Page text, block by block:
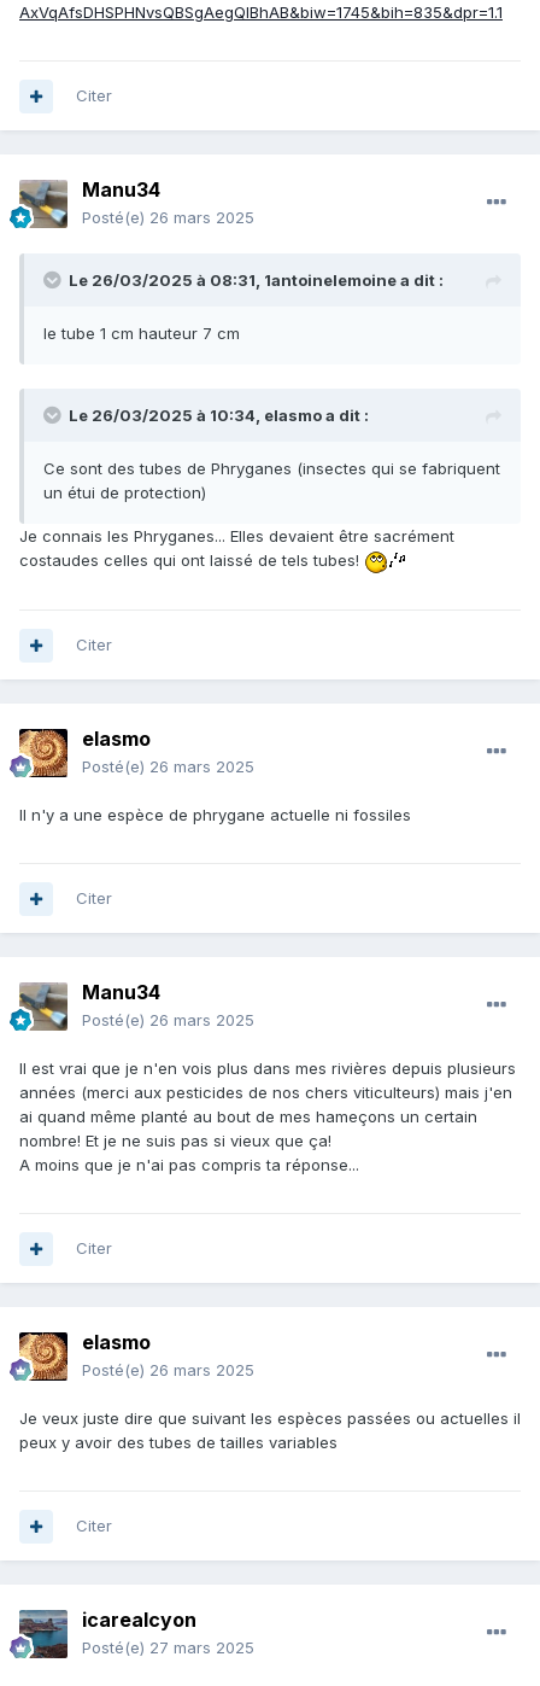
AxVqAfsDHSPHNvsQBSgAegQIBhAB&biw=1745&bih=835&dpr=1.1
Citer
Manu34
Posté(e) 26 mars 2025
Le 26/03/2025 à 08:31, 1antoinelemoinea dit :
le tube 1 cm hauteur 7 cm
Le 26/03/2025 à 10:34, elasmoa dit :
Ce sont des tubes de Phryganes (insectes qui se fabriquent
un étui de protection)
Je connais les Phryganes... Elles devaient être sacrément
costaudes celles qui ont laissé de tels tubes!
Citer
elasmo
Posté(e) 26 mars 2025
Il n'y a une espèce de phrygane actuelle ni fossiles
Citer
Manu34
Posté(e) 26 mars 2025
Il est vrai que je n'en vois plus dans mes rivières depuis plusieurs
années (merci aux pesticides de nos chers viticulteurs) mais j'en
ai quand même planté au bout de mes hameçons un certain
nombre! Et je ne suis pas si vieux que ça!
A moins que je n'ai pas compris ta réponse...
Citer
elasmo
Posté(e) 26 mars 2025
Je veux juste dire que suivant les espèces passées ou actuelles il
peux y avoir des tubes de tailles variables
Citer
icarealcyon
Posté(e) 27 mars 2025